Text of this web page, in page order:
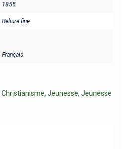
1855
Reliure fine
Français
Christianisme, Jeunesse, Jeunesse